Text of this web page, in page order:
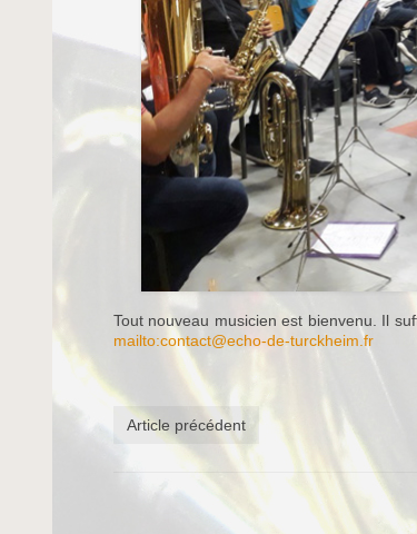
Tout nouveau musicien est bienvenu. Il
mailto:contact@echo-de-turckheim.fr
Article précédent